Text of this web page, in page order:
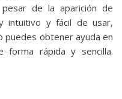
de la aparición de
intuitivo y fácil de usar,
puedes obtener ayuda en
forma rápida y sencilla.